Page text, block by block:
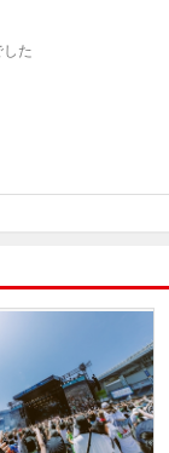
た